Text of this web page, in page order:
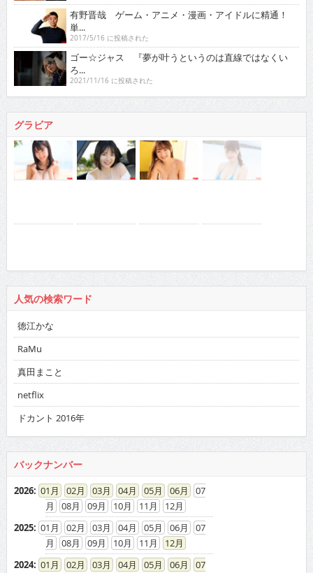
有野晋哉 ゲーム・アニメ・漫画・アイドルに精通！
単...
2017/5/16 に投稿された
ゴー☆ジャス 『夢が叶うというのは直線ではなくい
ろ...
2021/11/16 に投稿された
グラビア
人気の検索ワード
徳江かな
RaMu
真田まこと
netflix
ドカント 2016年
バックナンバー
2026: 01 02 03 04 05 06
07
08
09 10 11
12
2025: 01 02 03 04 05 06
07
08
09 10 11
12
2024: 01 02 03 04 05 06
07